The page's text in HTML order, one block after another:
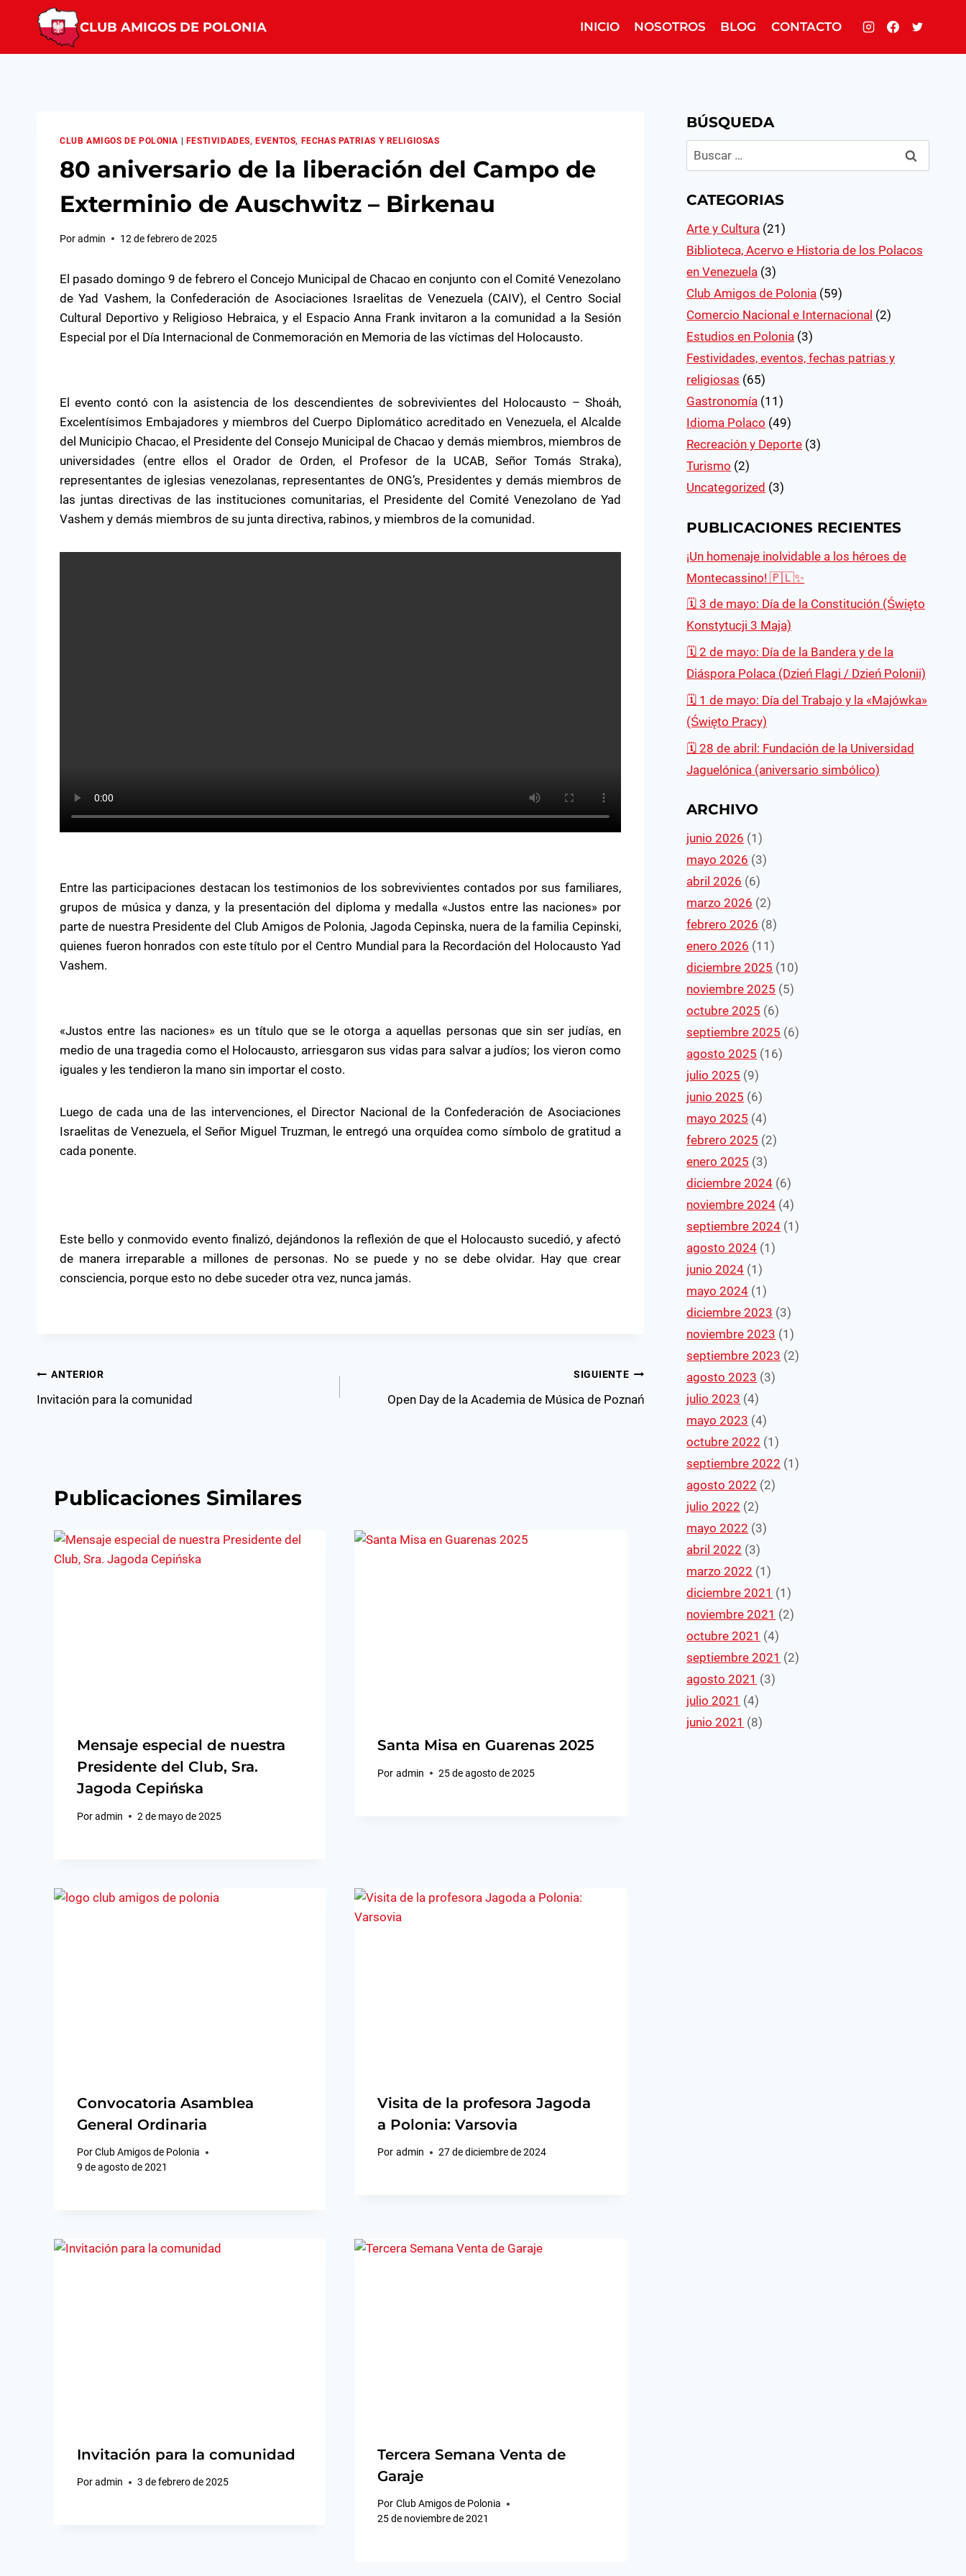
CLUB AMIGOS DE POLONIA INICIO NOSOTROS BLOG CONTACTO
CLUB AMIGOS DE POLONIA FESTIVIDADES, EVENTOS, FECHAS PATRIAS Y RELIGIOSAS
80 aniversario de la liberación del Campo de
Exterminio de Auschwitz – Birkenau
Poradmin 12 de febrero de 2025
El pasado domingo 9 de febrero el Concejo Municipal de Chacao en conjunto con el Comité Venezolano
de Yad Vashem, la Confederación de Asociaciones Israelitas de Venezuela (CAIV), el Centro Social
Cultural Deportivo y Religioso Hebraica, y el Espacio Anna Frank invitaron a la comunidad a la Sesión
Especial por el Día Internacional de Conmemoración en Memoria de las víctimas del Holocausto.
El evento contó con la asistencia de los descendientes de sobrevivientes del Holocausto – Shoáh,
Excelentísimos Embajadores y miembros del Cuerpo Diplomático acreditado en Venezuela, el Alcalde
del Municipio Chacao, el Presidente del Consejo Municipal de Chacao y demás miembros, miembros de
universidades (entre ellos el Orador de Orden, el Profesor de la UCAB, Señor Tomás Straka),
representantes de iglesias venezolanas, representantes de ONG’s, Presidentes y demás miembros de
las juntas directivas de las instituciones comunitarias, el Presidente del Comité Venezolano de Yad
Vashem y demás miembros de su junta directiva, rabinos, y miembros de la comunidad.
Entre las participaciones destacan los testimonios de los sobrevivientes contados por sus familiares,
grupos de música y danza, y la presentación del diploma y medalla «Justos entre las naciones» por
parte de nuestra Presidente del Club Amigos de Polonia, Jagoda Cepinska, nuera de la familia Cepinski,
quienes fueron honrados con este título por el Centro Mundial para la Recordación del Holocausto Yad
Vashem.
«Justos entre las naciones» es un título que se le otorga a aquellas personas que sin ser judías, en
medio de una tragedia como el Holocausto, arriesgaron sus vidas para salvar a judíos; los vieron como
iguales y les tendieron la mano sin importar el costo.
Luego de cada una de las intervenciones, el Director Nacional de la Confederación de Asociaciones
Israelitas de Venezuela, el Señor Miguel Truzman, le entregó una orquídea como símbolo de gratitud a
cada ponente.
Este bello y conmovido evento finalizó, dejándonos la reflexión de que el Holocausto sucedió, y afectó
de manera irreparable a millones de personas. No se puede y no se debe olvidar. Hay que crear
consciencia, porque esto no debe suceder otra vez, nunca jamás.
Navegación
de
ANTERIOR
Invitación para la comunidad
SIGUIENTE
Open Day de la Academia de Música de Poznań
Publicaciones Similares
Mensaje especial de nuestra
Presidente del Club, Sra.
Jagoda Cepińska
Poradmin 2 de mayo de 2025
Santa Misa en Guarenas 2025
Por admin 25 de agosto de 2025
Convocatoria Asamblea
General Ordinaria
PorClub Amigos de Polonia
9 de agosto de 2021
Visita de la profesora Jagoda
a Polonia: Varsovia
Por admin 27 de diciembre de 2024
Invitación para la comunidad
Poradmin 3 de febrero de 2025
Tercera Semana Venta de
Garaje
Por Club Amigos de Polonia
25 de noviembre de 2021
BÚSQUEDA
Buscar:
CATEGORIAS
Arte y Cultura (21)
Biblioteca, Acervo e Historia de los Polacos
en Venezuela (3)
Club Amigos de Polonia (59)
Comercio Nacional e Internacional (2)
Estudios en Polonia (3)
Festividades, eventos, fechas patrias y
religiosas (65)
Gastronomía (11)
Idioma Polaco (49)
Recreación y Deporte (3)
Turismo (2)
Uncategorized (3)
PUBLICACIONES RECIENTES
¡Un homenaje inolvidable a los héroes de
Montecassino! 🇵🇱✨
🗓 3 de mayo: Día de la Constitución (Święto
Konstytucji 3 Maja)
🗓 2 de mayo: Día de la Bandera y de la
Diáspora Polaca (Dzień Flagi / Dzień Polonii)
🗓 1 de mayo: Día del Trabajo y la «Majówka»
(Święto Pracy)
🗓️ 28 de abril: Fundación de la Universidad
Jaguelónica (aniversario simbólico)
ARCHIVO
junio 2026 (1)
mayo 2026 (3)
abril 2026 (6)
marzo 2026 (2)
febrero 2026 (8)
enero 2026 (11)
diciembre 2025 (10)
noviembre 2025 (5)
octubre 2025 (6)
septiembre 2025 (6)
agosto 2025 (16)
julio 2025 (9)
junio 2025 (6)
mayo 2025 (4)
febrero 2025 (2)
enero 2025 (3)
diciembre 2024 (6)
noviembre 2024 (4)
septiembre 2024 (1)
agosto 2024 (1)
junio 2024 (1)
mayo 2024 (1)
diciembre 2023 (3)
noviembre 2023 (1)
septiembre 2023 (2)
agosto 2023 (3)
julio 2023 (4)
mayo 2023 (4)
octubre 2022 (1)
septiembre 2022 (1)
agosto 2022 (2)
julio 2022 (2)
mayo 2022 (3)
abril 2022 (3)
marzo 2022 (1)
diciembre 2021 (1)
noviembre 2021 (2)
octubre 2021 (4)
septiembre 2021 (2)
agosto 2021 (3)
julio 2021 (4)
junio 2021 (8)